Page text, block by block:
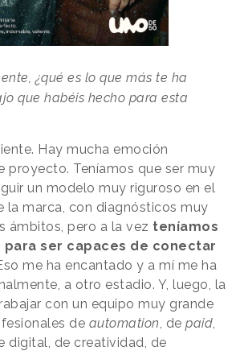
¿qué es lo que más te ha
que habéis hecho para esta
Hay mucha emoción
proyecto. Teníamos que ser muy
un modelo muy riguroso en el
la marca, con diagnósticos muy
ámbitos, pero a la vez teníamos
ser capaces de conectar
me ha encantado y a mí me ha
a otro estadio. Y, luego, la
con un equipo muy grande
de automation, de paid,
digital, de creatividad, de